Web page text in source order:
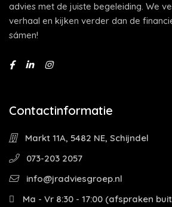
advies met de juiste begeleiding. We
verhaal en kijken verder dan de
sámen!
Contactinformatie
Markt 11A, 5482 NE, Schijndel
073-203 2057
info@jradviesgroep.nl
Ma - Vr 8:30 - 17:00 (afspraken